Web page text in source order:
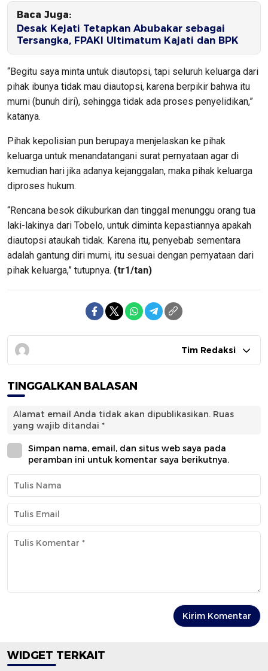
Baca Juga:
Desak Kejati Tetapkan Abubakar sebagai
Tersangka, FPAKI Ultimatum Kajati dan BPK
“Begitu saya minta untuk diautopsi, tapi seluruh keluarga dari
pihak ibunya tidak mau diautopsi, karena berpikir bahwa itu
murni (bunuh diri), sehingga tidak ada proses penyelidikan,”
katanya.
Pihak kepolisian pun berupaya menjelaskan ke pihak
keluarga untuk menandatangani surat pernyataan agar di
kemudian hari jika adanya kejanggalan, maka pihak keluarga
diproses hukum.
“Rencana besok dikuburkan dan tinggal menunggu orang tua
laki-lakinya dari Tobelo, untuk diminta kepastiannya apakah
diautopsi ataukah tidak. Karena itu, penyebab sementara
adalah gantung diri murni, itu sesuai dengan pernyataan dari
pihak keluarga,” tutupnya. (tr1/tan)
Tim Redaksi
TINGGALKAN BALASAN
Alamat email Anda tidak akan dipublikasikan. Ruas
yang wajib ditandai *
Simpan nama, email, dan situs web saya pada
peramban ini untuk komentar saya berikutnya.
WIDGET TERKAIT